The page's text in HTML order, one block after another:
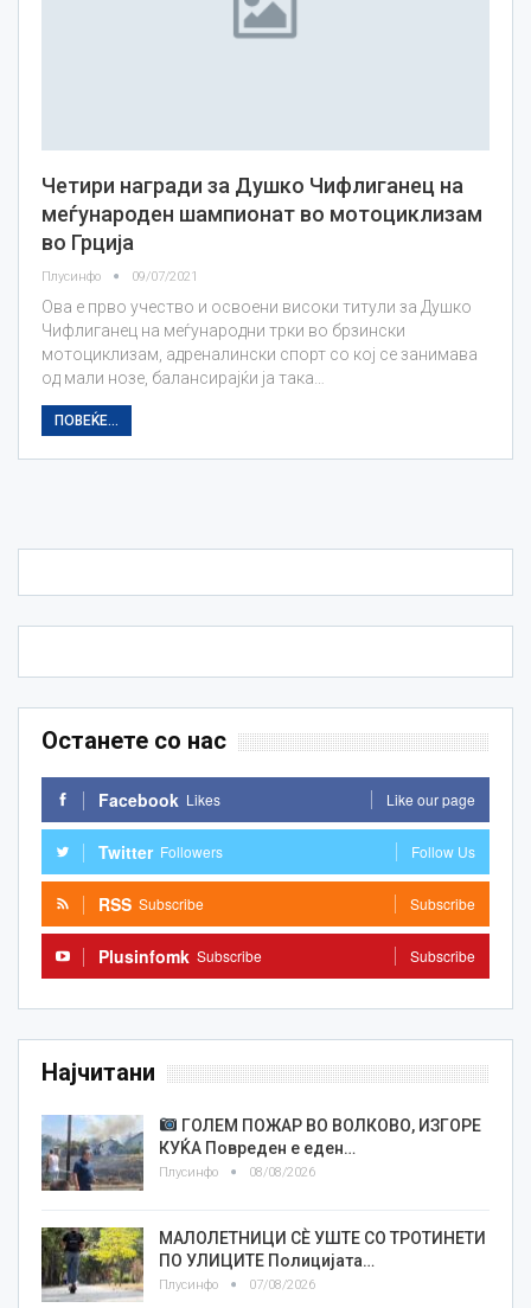
Четири награди за Душко Чифлиганец на
меѓународен шампионат во мотоциклизам
во Грција
Плусинфо 09/07/2021
Ова е прво учество и освоени високи титули за Душко
Чифлиганец на меѓународни трки во брзински
мотоциклизам, адреналински спорт со кој се занимава
од мали нозе, балансирајќи ја така…
ПОВЕЌЕ...
Останете со нас
Facebook Likes Like our page
Twitter Followers Follow Us
RSS Subscribe Subscribe
Plusinfomk Subscribe Subscribe
Најчитани
ГОЛЕМ ПОЖАР ВО ВОЛКОВО, ИЗГОРЕ
КУЌА Повреден е еден…
Плусинфо 08/08/2026
МАЛОЛЕТНИЦИ СÈ УШТЕ СО ТРОТИНЕТИ
ПО УЛИЦИТЕ Полицијата…
Плусинфо 07/08/2026